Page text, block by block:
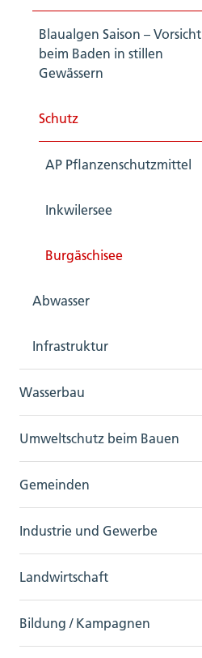
Blaualgen Saison – Vorsicht
beim Baden in stillen
Gewässern
Schutz
AP Pflanzenschutzmittel
Inkwilersee
Burgäschisee
Abwasser
Infrastruktur
Wasserbau
Umweltschutz beim Bauen
Gemeinden
Industrie und Gewerbe
Landwirtschaft
Bildung / Kampagnen